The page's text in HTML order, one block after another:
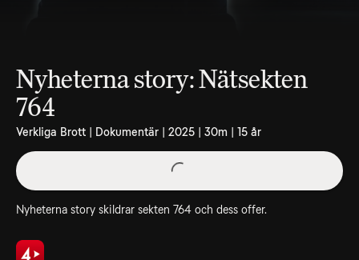
Nyheterna story: Nätsekten
764
Verkliga Brott | Dokumentär | 2025 | 30m | 15 år
Nyheterna story skildrar sekten 764 och dess offer.